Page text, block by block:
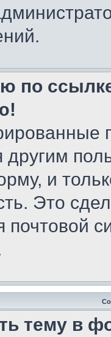
по
и
Это
почтовой
тему в